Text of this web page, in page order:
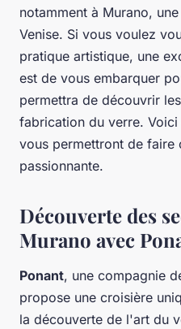
notamment à Murano,
Venise. Si vous voulez
pratique artistique, une
est de vous embarquer
permettra de découvrir
fabrication du verre.
vous permettront de faire
passionnante.
Découverte des
Murano avec
Ponant, une compagnie
propose une croisière
la découverte de l'art du